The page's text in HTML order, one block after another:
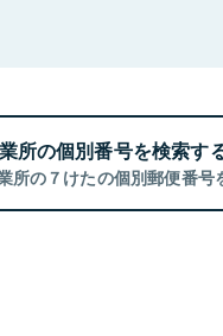
所の個別番号を検索す
所の７けたの個別郵便番号